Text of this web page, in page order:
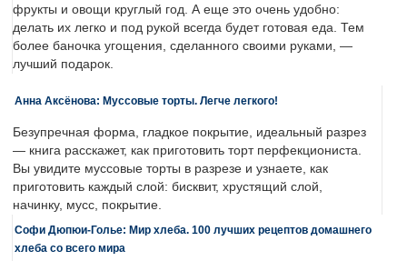
фрукты и овощи круглый год. А еще это очень удобно:
делать их легко и под рукой всегда будет готовая еда. Тем
более баночка угощения, сделанного своими руками, —
лучший подарок.
Анна Аксёнова: Муссовые торты. Легче легкого!
Безупречная форма, гладкое покрытие, идеальный разрез
— книга расскажет, как приготовить торт перфекциониста.
Вы увидите муссовые торты в разрезе и узнаете, как
приготовить каждый слой: бисквит, хрустящий слой,
начинку, мусс, покрытие.
Софи Дюпюи-Голье: Мир хлеба. 100 лучших рецептов домашнего
хлеба со всего мира